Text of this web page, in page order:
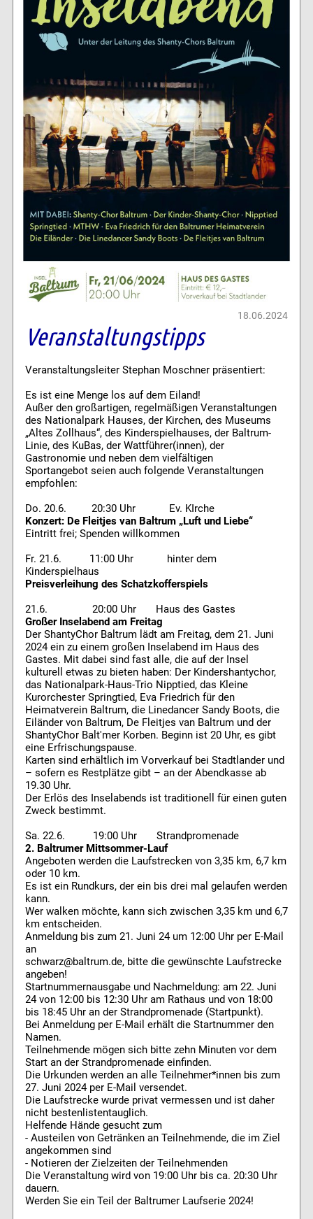
18.06.2024
Veranstaltungstipps
Veranstaltungsleiter Stephan Moschner präsentiert:
Es ist eine Menge los auf dem Eiland!
Außer den großartigen, regelmäßigen Veranstaltungen
des Nationalpark Hauses, der Kirchen, des Museums
„Altes Zollhaus“, des Kinderspielhauses, der Baltrum-
Linie, des KuBas, der Wattführer(innen), der
Gastronomie und neben dem vielfältigen
Sportangebot seien auch folgende Veranstaltungen
empfohlen:
Do. 20.6. 20:30 Uhr Ev. KIrche
Konzert: De Fleitjes van Baltrum „Luft und Liebe“
Eintritt frei; Spenden willkommen
Fr. 21.6. 11:00 Uhr hinter dem
Kinderspielhaus
Preisverleihung des Schatzkofferspiels
21.6. 20:00 Uhr Haus des Gastes
Großer Inselabend am Freitag
Der ShantyChor Baltrum lädt am Freitag, dem 21. Juni
2024 ein zu einem großen Inselabend im Haus des
Gastes. Mit dabei sind fast alle, die auf der Insel
kulturell etwas zu bieten haben: Der Kindershantychor,
das Nationalpark-Haus-Trio Nipptied, das Kleine
Kurorchester Springtied, Eva Friedrich für den
Heimatverein Baltrum, die Linedancer Sandy Boots, die
Eiländer von Baltrum, De Fleitjes van Baltrum und der
ShantyChor Balt'mer Korben. Beginn ist 20 Uhr, es gibt
eine Erfrischungspause.
Karten sind erhältlich im Vorverkauf bei Stadtlander und
– sofern es Restplätze gibt – an der Abendkasse ab
19.30 Uhr.
Der Erlös des Inselabends ist traditionell für einen guten
Zweck bestimmt.
Sa. 22.6. 19:00 Uhr Strandpromenade
2. Baltrumer Mittsommer-Lauf
Angeboten werden die Laufstrecken von 3,35 km, 6,7 km
oder 10 km.
Es ist ein Rundkurs, der ein bis drei mal gelaufen werden
kann.
Wer walken möchte, kann sich zwischen 3,35 km und 6,7
km entscheiden.
Anmeldung bis zum 21. Juni 24 um 12:00 Uhr per E-Mail
an
schwarz@baltrum.de, bitte die gewünschte Laufstrecke
angeben!
Startnummernausgabe und Nachmeldung: am 22. Juni
24 von 12:00 bis 12:30 Uhr am Rathaus und von 18:00
bis 18:45 Uhr an der Strandpromenade (Startpunkt).
Bei Anmeldung per E-Mail erhält die Startnummer den
Namen.
Teilnehmende mögen sich bitte zehn Minuten vor dem
Start an der Strandpromenade einfinden.
Die Urkunden werden an alle Teilnehmer*innen bis zum
27. Juni 2024 per E-Mail versendet.
Die Laufstrecke wurde privat vermessen und ist daher
nicht bestenlistentauglich.
Helfende Hände gesucht zum
- Austeilen von Getränken an Teilnehmende, die im Ziel
angekommen sind
- Notieren der Zielzeiten der Teilnehmenden
Die Veranstaltung wird von 19:00 Uhr bis ca. 20:30 Uhr
dauern.
Werden Sie ein Teil der Baltrumer Laufserie 2024!